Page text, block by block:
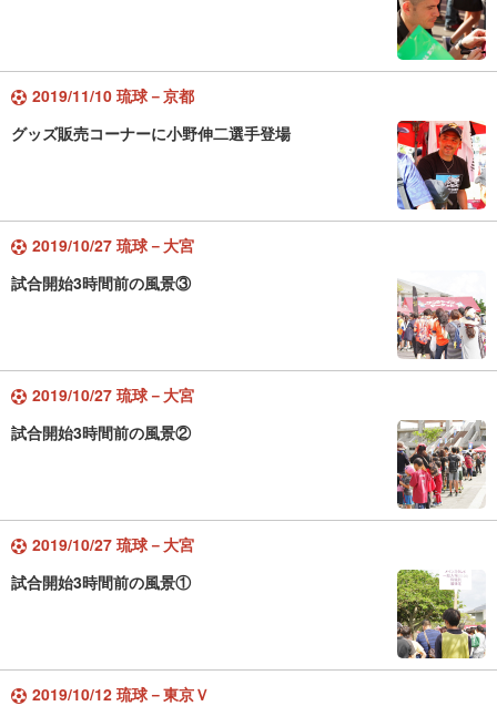
2019/11/10 琉球－京都
グッズ販売コーナーに小野伸二選手登場
2019/10/27 琉球－大宮
試合開始3時間前の風景③
2019/10/27 琉球－大宮
試合開始3時間前の風景②
2019/10/27 琉球－大宮
試合開始3時間前の風景①
2019/10/12 琉球－東京Ｖ